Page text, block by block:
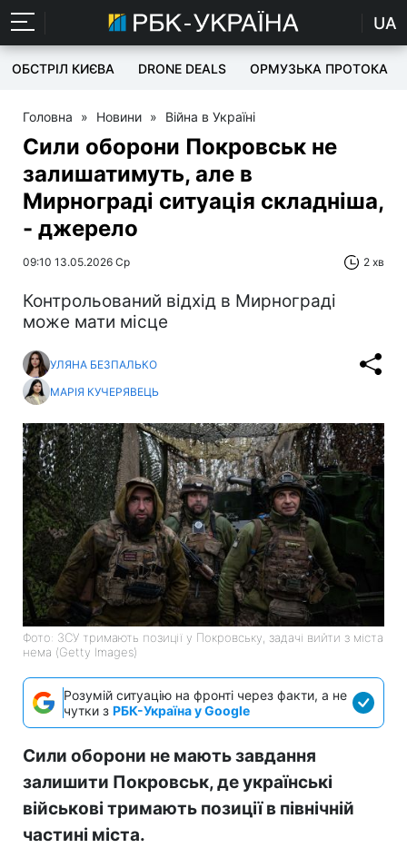
UA
ОБСТРІЛ КИЄВА DRONE DEALS ОРМУЗЬКА ПРОТОКА
Головна » Новини » Війна в Україні
Сили оборони Покровськ не
залишатимуть, але в
Мирнограді ситуація складніша,
- джерело
09:10 13.05.2026 Ср 2 хв
Контрольований відхід в Мирнограді
може мати місце
УЛЯНА БЕЗПАЛЬКО
МАРІЯ КУЧЕРЯВЕЦЬ
Фото: ЗСУ тримають позиції у Покровську, задачі вийти з міста
нема (Getty Images)
Розумій ситуацію на фронті через факти, а не
чутки з РБК-Україна у Google
Сили оборони не мають завдання
залишити Покровськ, де українські
військові тримають позиції в північній
частині міста.